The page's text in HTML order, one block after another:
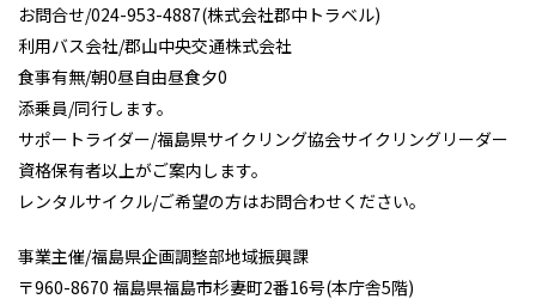
お問合せ/024-953-4887(株式会社郡中トラベル)
利用バス会社/郡山中央交通株式会社
食事有無/朝0昼自由昼食夕0
添乗員/同行します。
サポートライダー/福島県サイクリング協会サイクリングリーダー
資格保有者以上がご案内します。
レンタルサイクル/ご希望の方はお問合わせください。
事業主催/福島県企画調整部地域振興課
〒960-8670 福島県福島市杉妻町2番16号(本庁舎5階)